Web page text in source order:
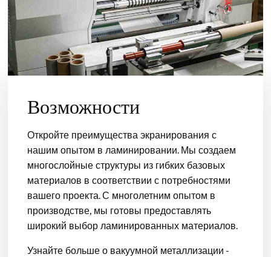
Возможности
Откройте преимущества экранирования с
нашим опытом в ламинировании. Мы создаем
многослойные структуры из гибких базовых
материалов в соответствии с потребностями
вашего проекта. С многолетним опытом в
производстве, мы готовы предоставлять
широкий выбор ламинированных материалов.
Узнайте больше о вакуумной металлизации -